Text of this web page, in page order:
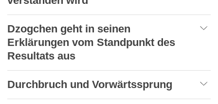
Dzogchen geht in seinen
Erklärungen vom Standpunkt des
Resultats aus
Durchbruch und Vorwärtssprung